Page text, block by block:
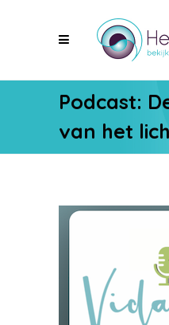
Podcast:
van het